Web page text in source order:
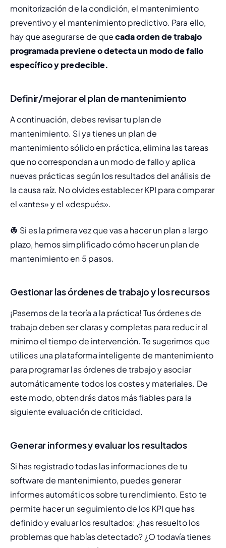
monitorización de la condición, el mantenimiento
preventivo y el mantenimiento predictivo. Para ello,
hay que asegurarse de que cada orden de trabajo
programada previene o detecta un modo de fallo
específico y predecible.
Definir/mejorar el plan de mantenimiento
A continuación, debes revisar tu plan de
mantenimiento. Si ya tienes un plan de
mantenimiento sólido en práctica, elimina las tareas
que no correspondan a un modo de fallo y aplica
nuevas prácticas según los resultados del análisis de
la causa raíz. No olvides establecer KPI para comparar
el «antes» y el «después».
👷 Si es la primera vez que vas a hacer un plan a largo
plazo, hemos simplificado cómo hacer un plan de
mantenimiento en 5 pasos.
Gestionar las órdenes de trabajo y los recursos
¡Pasemos de la teoría a la práctica! Tus órdenes de
trabajo deben ser claras y completas para reducir al
mínimo el tiempo de intervención. Te sugerimos que
utilices una plataforma inteligente de mantenimiento
para programar las órdenes de trabajo y asociar
automáticamente todos los costes y materiales. De
este modo, obtendrás datos más fiables para la
siguiente evaluación de criticidad.
Generar informes y evaluar los resultados
software de mantenimiento, puedes generar
informes automáticos sobre tu rendimiento. Esto te
permite hacer un seguimiento de los KPI que has
definido y evaluar los resultados: ¿has resuelto los
problemas que habías detectado? ¿O todavía tienes